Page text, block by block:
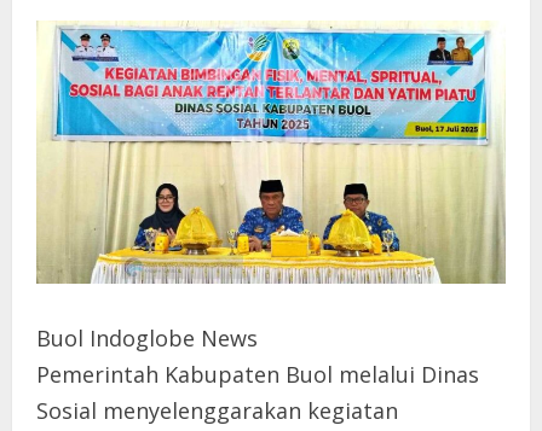
Buol Indoglobe News
Pemerintah Kabupaten Buol melalui Dinas
Sosial menyelenggarakan kegiatan